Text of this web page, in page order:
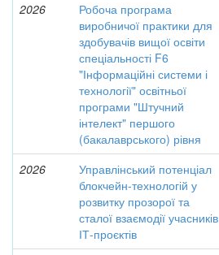
2026
Робоча програма
виробничої практики для
здобувачів вищої освіти
спеціальності F6
"Інформаційні системи і
технології" освітньої
програми "Штучний
інтелект" першого
(бакалаврського) рівня
2026
Управлінський потенціал
блокчейн-технологій у
розвитку прозорої та
сталої взаємодії учасників
ІТ-проєктів